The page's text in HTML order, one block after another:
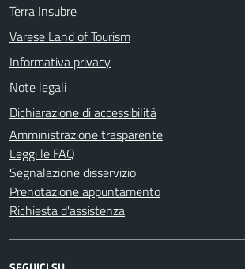
Terra Insubre
Varese Land of Tourism
Informativa privacy
Note legali
Dichiarazione di accessibilità
Amministrazione trasparente
Leggi le FAQ
Segnalazione disservizio
Prenotazione appuntamento
Richiesta d'assistenza